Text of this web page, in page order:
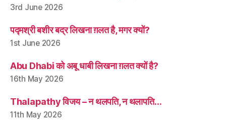
3rd June 2026
पद्मश्री बशीर बद्र लिखना ग़लत है, मगर क्यों?
1st June 2026
Abu Dhabi को अबू धाबी लिखना ग़लत क्यों है?
16th May 2026
Thalapathy विजय – न थलपति, न थलापति…
11th May 2026